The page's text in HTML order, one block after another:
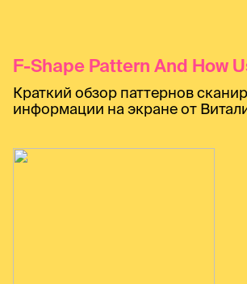
F-Shape Pattern And How
Краткий обзор паттернов
информации на экране от